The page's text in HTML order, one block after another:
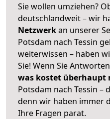
Sie wollen umziehen?
deutschlandweit – wir
Netzwerkan unserer
Potsdam nach Tessin
weiterwissen – haben
Sie! Wenn Sie
was kostet überhaupt
Potsdam nach Tessin –
denn wir haben immer
Ihre Fragen parat.